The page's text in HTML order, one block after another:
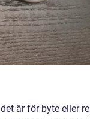
är för byte eller